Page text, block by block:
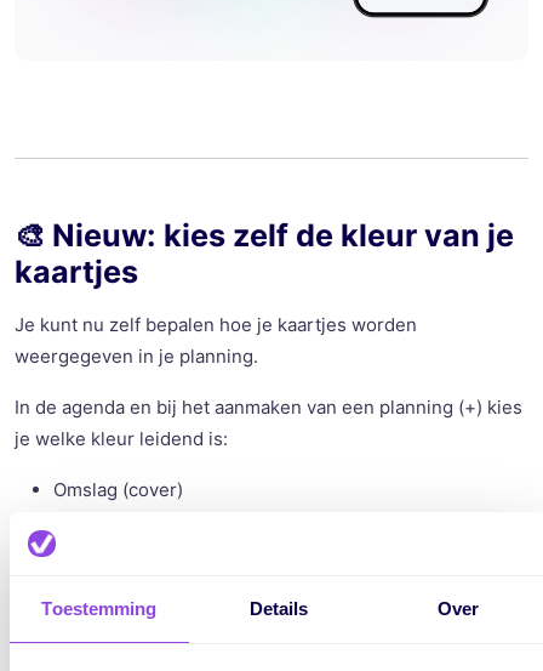
Toestemming Details Over
🎨 Nieuw: kies zelf de kleur van je
kaartjes
Je kunt nu zelf bepalen hoe je kaartjes worden
weergegeven in je planning.
In de agenda en bij het aanmaken van een planning (+) kies
je welke kleur leidend is:
Omslag (cover)
Label
Dit is bijvoorbeeld handig als je: